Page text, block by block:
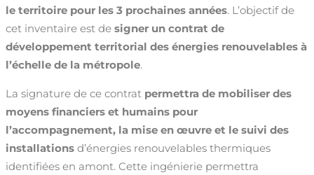
le territoire pour les 3 prochaines années. L’objectif de
cet inventaire est de signer un contrat de
développement territorial des énergies renouvelables à
l’échelle de la métropole.
La signature de ce contrat permettra de mobiliser des
moyens financiers et humains pour
l’accompagnement, la mise en œuvre et le suivi des
installations d’énergies renouvelables thermiques
identifiées en amont. Cette ingénierie permettra